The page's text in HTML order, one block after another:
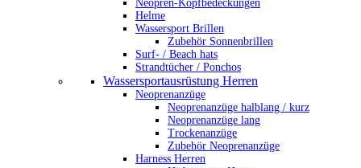
Neopren-Kopfbedeckungen
Helme
Wassersport Brillen
Zubehör Sonnenbrillen
Surf- / Beach hats
Strandtücher / Ponchos
Wassersportausrüstung Herren
Neoprenanzüge
Neoprenanzüge halblang / kurz
Neoprenanzüge lang
Trockenanzüge
Zubehör Neoprenanzüge
Harness Herren